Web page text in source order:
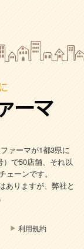
ァーマが1都3県に
）で50店舗、それ以
ェーンです。
ありますが、弊社と
利用規約